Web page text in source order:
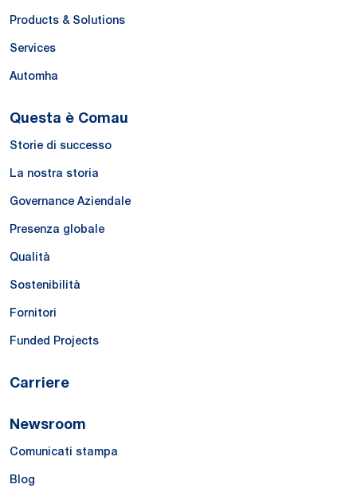
Products & Solutions
Services
Automha
Questa è Comau
Storie di successo
La nostra storia
Governance Aziendale
Presenza globale
Qualità
Sostenibilità
Fornitori
Funded Projects
Carriere
Newsroom
Comunicati stampa
Blog